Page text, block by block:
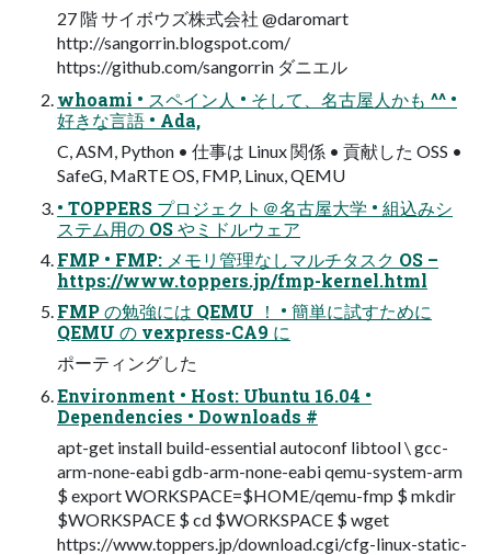
27 階 サイボウズ株式会社 @daromart
http://sangorrin.blogspot.com/
https://github.com/sangorrin ダニエル
whoami • スペイン人 • そして、名古屋人かも ^^ •
好きな言語 • Ada,
C, ASM, Python • 仕事は Linux 関係 • 貢献した OSS •
SafeG, MaRTE OS, FMP, Linux, QEMU
• TOPPERS プロジェクト＠名古屋大学 • 組込みシ
ステム用の OS やミドルウェア
FMP • FMP: メモリ管理なしマルチタスク OS –
https://www.toppers.jp/fmp-kernel.html
FMP の勉強には QEMU ！ • 簡単に試すために
QEMU の vexpress-CA9 に
ポーティングした
Environment • Host: Ubuntu 16.04 •
Dependencies • Downloads #
apt-get install build-essential autoconf libtool \ gcc-
arm-none-eabi gdb-arm-none-eabi qemu-system-arm
$ export WORKSPACE=$HOME/qemu-fmp $ mkdir
$WORKSPACE $ cd $WORKSPACE $ wget
https://www.toppers.jp/download.cgi/cfg-linux-static-